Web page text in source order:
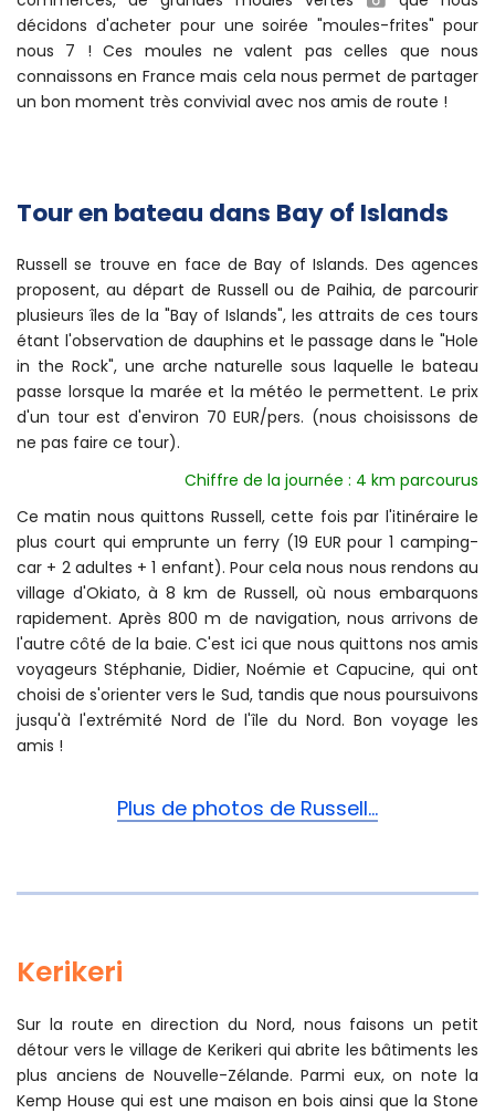
décidons d'acheter pour une soirée "moules-frites" pour
nous 7 ! Ces moules ne valent pas celles que nous
connaissons en France mais cela nous permet de partager
un bon moment très convivial avec nos amis de route !
Tour en bateau dans Bay of Islands
Russell se trouve en face de Bay of Islands. Des agences
proposent, au départ de Russell ou de Paihia, de parcourir
plusieurs îles de la "Bay of Islands", les attraits de ces tours
étant l'observation de dauphins et le passage dans le "Hole
in the Rock", une arche naturelle sous laquelle le bateau
passe lorsque la marée et la météo le permettent. Le prix
d'un tour est d'environ 70 EUR/pers. (nous choisissons de
ne pas faire ce tour).
Chiffre de la journée : 4 km parcourus
Ce matin nous quittons Russell, cette fois par l'itinéraire le
plus court qui emprunte un ferry (19 EUR pour 1 camping-
car + 2 adultes + 1 enfant). Pour cela nous nous rendons au
village d'Okiato, à 8 km de Russell, où nous embarquons
rapidement. Après 800 m de navigation, nous arrivons de
l'autre côté de la baie. C'est ici que nous quittons nos amis
voyageurs Stéphanie, Didier, Noémie et Capucine, qui ont
choisi de s'orienter vers le Sud, tandis que nous poursuivons
jusqu'à l'extrémité Nord de l'île du Nord. Bon voyage les
amis !
Plus de photos de Russell...
Kerikeri
Sur la route en direction du Nord, nous faisons un petit
détour vers le village de Kerikeri qui abrite les bâtiments les
plus anciens de Nouvelle-Zélande. Parmi eux, on note la
Kemp House qui est une maison en bois ainsi que la Stone